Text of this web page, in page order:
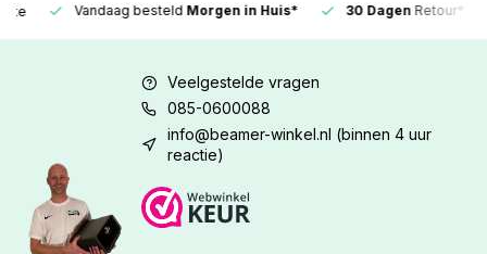
Vandaag besteldMorgen in Huis* 30 DagenRetour*
Veelgestelde vragen
085-0600088
info@beamer-winkel.nl (binnen 4 uur
reactie)